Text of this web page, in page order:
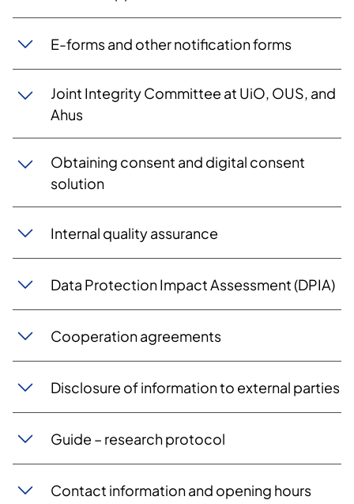
E-forms and other notification forms
Joint Integrity Committee at UiO, OUS, and
Ahus
Obtaining consent and digital consent
solution
Internal quality assurance
Data Protection Impact Assessment (DPIA)
Cooperation agreements
Disclosure of information to external parties
Guide – research protocol
Contact information and opening hours